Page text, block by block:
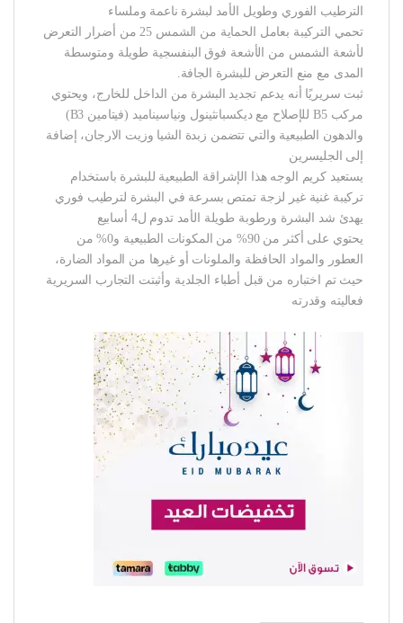
الترطيب الفوري وطويل الأمد لبشرة ناعمة وملساء
تحمي التركيبة بعامل الحماية من الشمس 25 من أضرار التعرض
لأشعة الشمس من الأشعة فوق البنفسجية طويلة ومتوسطة
المدى مع منع التعرض للبشرة الجافة.
ثبت سريريًا أنه يدعم تجديد البشرة من الداخل للخارج، ويحتوي
مركب B5 للإصلاح مع ديكسبانثينول ونياسيناميد (فيتامين B3)
والدهون الطبيعية والتي تتضمن زبدة الشيا وزيت الارجان، إضافة
إلى الجليسرين
يستعيد كريم الوجه هذا الإشراقة الطبيعية للبشرة باستخدام
تركيبة غنية غير لزجة تمتص بسرعة في البشرة لترطيب فوري
يهدئ شد البشرة ورطوبة طويلة الأمد تدوم ل4 أسابيع
يحتوي على أكثر من 90% من المكونات الطبيعية و0% من
العطور والمواد الحافظة والملونات أو غيرها من المواد الضارة،
حيث تم اختباره من قبل أطباء الجلدية وأثبتت التجارب السريرية
فعاليته وقدرته